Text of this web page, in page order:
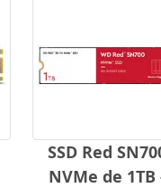
SSD Red
NVMe de 1TB